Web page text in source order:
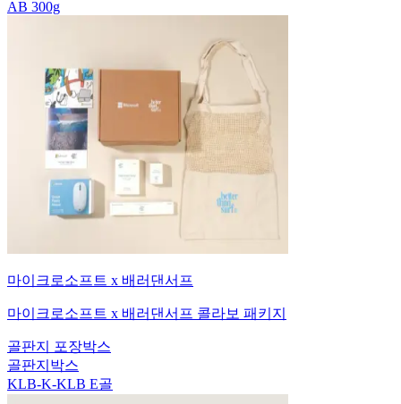
AB 300g
마이크로소프트 x 배러댄서프
마이크로소프트 x 배러댄서프 콜라보 패키지
골판지 포장박스
골판지박스
KLB-K-KLB E골